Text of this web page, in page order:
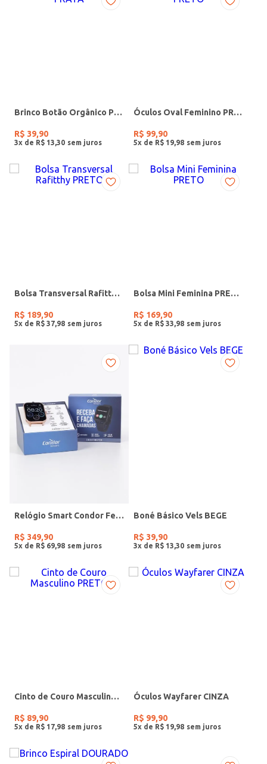
Brinco Botão Orgânico PRATA
R$ 39,90
3x de R$ 13 30
Óculos Oval Feminino PRETO
R$ 99,90
5x de R$ 19 98
Bolsa Transversal Rafitthy PRETO
R$ 189,90
5x de R$ 37 98
Bolsa Mini Feminina PRETO
R$ 169,90
5x de R$ 33 98
Relógio Smart Condor Feminino ROSE
R$ 349,90
5x de R$ 69 98
Boné Básico Vels BEGE
R$ 39,90
3x de R$ 13 30
Cinto de Couro Masculino PRETO
R$ 89,90
5x de R$ 17 98
Óculos Wayfarer CINZA
R$ 99,90
5x de R$ 19 98